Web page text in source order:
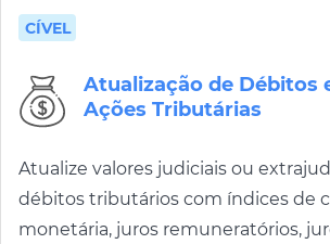
CÍVEL
Atualização de Débitos
Ações Tributárias
Atualize valores judiciais ou
débitos tributários com índices de
monetária, juros remuneratórios,